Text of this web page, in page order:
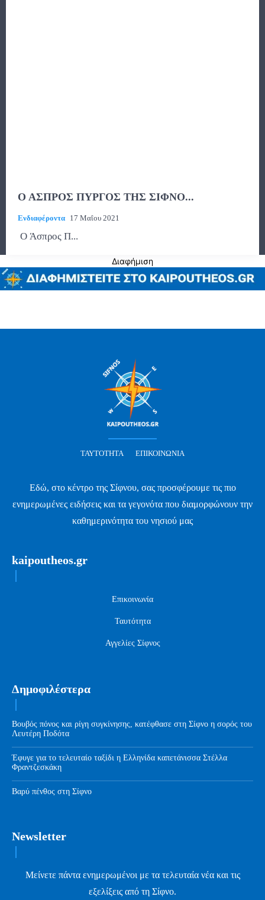
Ο ΑΣΠΡΟΣ ΠΥΡΓΟΣ ΤΗΣ ΣΙΦΝΟ...
Ενδιαφέροντα 17 Μαΐου 2021
Ο Άσπρος Π...
Διαφήμιση
ΤΑΥΤΌΤΗΤΑ ΕΠΙΚΟΙΝΩΝΊΑ
Εδώ, στο κέντρο της Σίφνου, σας προσφέρουμε τις πιο
ενημερωμένες ειδήσεις και τα γεγονότα που διαμορφώνουν την
καθημερινότητα του νησιού μας
kaipoutheos.gr
Επικοινωνία
Ταυτότητα
Αγγελίες Σίφνος
Δημοφιλέστερα
Βουβός πόνος και ρίγη συγκίνησης, κατέφθασε στη Σίφνο η σορός του
Λευτέρη Ποδότα
Έφυγε για το τελευταίο ταξίδι η Ελληνίδα καπετάνισσα Στέλλα
Φραντζεσκάκη
Βαρύ πένθος στη Σίφνο
Newsletter
Μείνετε πάντα ενημερωμένοι με τα τελευταία νέα και τις
εξελίξεις από τη Σίφνο.